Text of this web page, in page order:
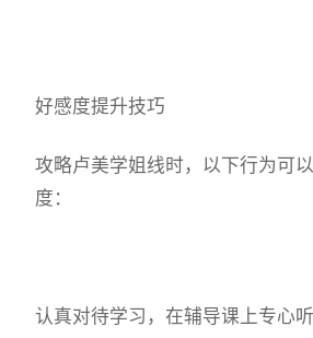
好感度提升技巧
攻略卢美学姐线时，以下行为可
度：
认真对待学习，在辅导课上专心